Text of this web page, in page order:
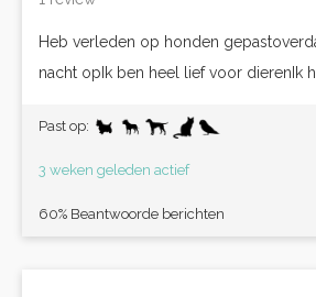
Heb verleden op honden
nacht opIk ben heel lief voor dierenIk
Past op:
3 weken geleden actief
60% Beantwoorde berichten